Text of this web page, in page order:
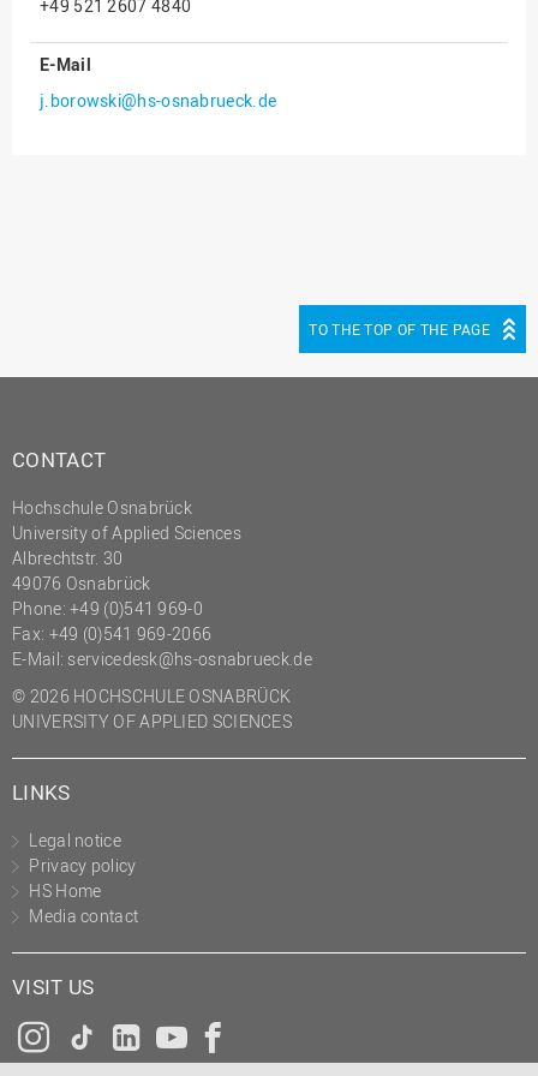
Innenrevision
Institut für Musik
IT Service Center
Personalrat
Professional School
Projekte des Präsidiums
Projektmanagement Office
(PMO)
Prozessmanagement
Recht
Studierendensekretariat
Studium und Lehre
Transfer- und
+49 521 2607 4840
E-Mail
j.borowski@hs-osnabrueck.de
TO THE TOP OF THE PAGE
CONTACT
Hochschule Osnabrück
University of Applied Sciences
Albrechtstr. 30
49076 Osnabrück
Phone: +49 (0)541 969-0
Fax: +49 (0)541 969-2066
E-Mail: servicedesk@hs-osnabrueck.de
© 2026 HOCHSCHULE OSNABRÜCK
UNIVERSITY OF APPLIED SCIENCES
LINKS
Legal notice
Privacy policy
HS Home
Media contact
VISIT US
Instagram
Tiktok
LinkedInYouTube